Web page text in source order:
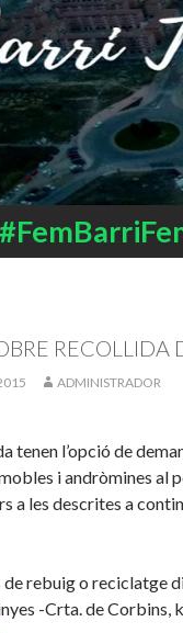
RECOLLIDA
ADMINISTRADOR
tenen l’opció de
i andròmines al
a les descrites a
rebuig o reciclatge
-Crta. de Corbins,